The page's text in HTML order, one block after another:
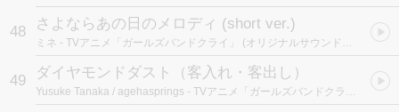
48 さよならあの日のメロディ (short ver.)
ミネ - TVアニメ「ガールズバンドクライ」 (オリジナルサウンドトラック)
49 ダイヤモンドダスト（客入れ・客出し）
Yusuke Tanaka / agehasprings - TVアニメ「ガールズバンドクライ」 (オリジナルサウンドトラック)